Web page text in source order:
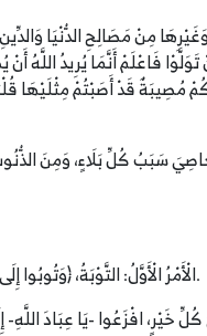
مِنْ مَصَالِحِ الدُّنْيَا
سَبَبُ كُلِّ بَلَاءٍ، وَمِنَ
الْأَمْرُ الْأَوَّلُ: التَّوْبَةُ، ﴿وَتُوبُوا إِلَى اللَّهِ جَمِيعًا أَيُّهَ الْمُؤْمِنُونَ لَعَلَّكُمْ تُفْلِحُونَ﴾ [النور: 31] وَمَعْنَى التَّوْبَةِ: النَّدَمُ وَالْعَزْمُ عَلَى الْإِقْلَاعِ عَنِ الذَّنْبِ.
كُلِّ خَيْرٍ، افْزَعُوا -يَا